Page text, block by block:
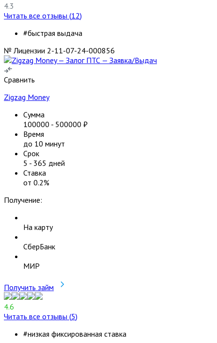
4.3
Читать все отзывы (12)
#быстрая выдача
№ Лицензии 2-11-07-24-000856
Сравнить
Zigzag Money
Сумма
100000 - 500000 ₽
Время
до 10 минут
Срок
5 - 365 дней
Ставка
от 0.2%
Получение:
На карту
СберБанк
МИР
Получить займ
4.6
Читать все отзывы (5)
#низкая фиксированная ставка